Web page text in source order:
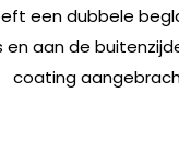
een dubbele
en aan de
coating